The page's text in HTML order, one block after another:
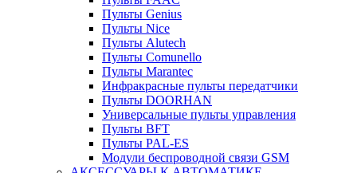
Пульты Genius
Пульты Nice
Пульты Alutech
Пульты Сomunello
Пульты Marantec
Инфракрасные пульты передатчики
Пульты DOORHAN
Универсальные пульты управления
Пульты BFT
Пульты PAL-ES
Модули беспроводной связи GSM